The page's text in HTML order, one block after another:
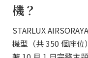
機？
STARLUX
機型（共 350 個座位